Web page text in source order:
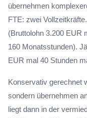
übernehmen
FTE: zwei
(Bruttolohn 3.200 EUR
160 Monatsstunden).
EUR mal 40 Stunden
Konservativ gerechnet
sondern übernehmen
liegt dann in der